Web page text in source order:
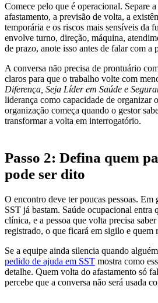
Comece pelo que é operacional. Separe
afastamento, a previsão de volta, a
temporária e os riscos mais sensíveis da
envolve turno, direção, máquina,
de prazo, anote isso antes de falar com a
A conversa não precisa de prontuário
claros para que o trabalho volte com
Diferença, Seja Líder em Saúde e
liderança como capacidade de organizar
organização começa quando o gestor
transformar a volta em interrogatório.
Passo 2: Defina quem
pode ser dito
O encontro deve ter poucas pessoas.
SST já bastam. Saúde ocupacional entra
clínica, e a pessoa que volta precisa
registrado, o que ficará em sigilo e quem
Se a equipe ainda silencia quando
pedido de ajuda em SST mostra como
detalhe. Quem volta do afastamento só
percebe que a conversa não será usada